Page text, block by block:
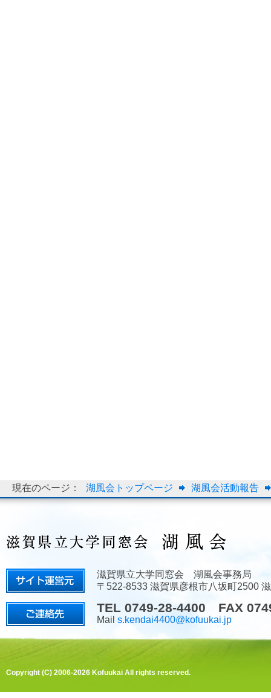
現在のページ： 湖風会トップページ 湖風会活動報告
滋賀県立大学同窓会 湖風会事務局
〒522-8533 滋賀県彦根市八坂町2500
TEL 0749-28-4400 FAX
Mail s.kendai4400@kofuukai.jp
Copyright (C) 2006-2026 Kofuukai All rights reserved.